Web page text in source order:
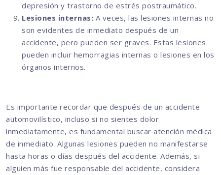
depresión y trastorno de estrés postraumático.
Lesiones internas: A veces, las lesiones internas no
son evidentes de inmediato después de un
accidente, pero pueden ser graves. Estas lesiones
pueden incluir hemorragias internas o lesiones en los
órganos internos.
Es importante recordar que después de un accidente
automovilístico, incluso si no sientes dolor
inmediatamente, es fundamental buscar atención médica
de inmediato. Algunas lesiones pueden no manifestarse
hasta horas o días después del accidente. Además, si
alguien más fue responsable del accidente, considera